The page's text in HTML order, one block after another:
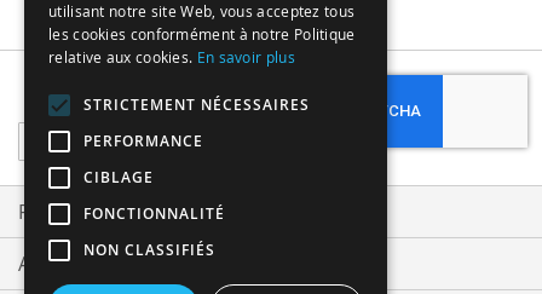
Sign
Up
for
Our
Newsletter:
Subscribe
Privacy and Cookie Policy
Advanced Search
utilisant notre site Web, vous acceptez tous
les cookies conformément à notre Politique
relative aux cookies. En savoir plus
STRICTEMENT NÉCESSAIRES
PERFORMANCE
CIBLAGE
FONCTIONNALITÉ
NON CLASSIFIÉS